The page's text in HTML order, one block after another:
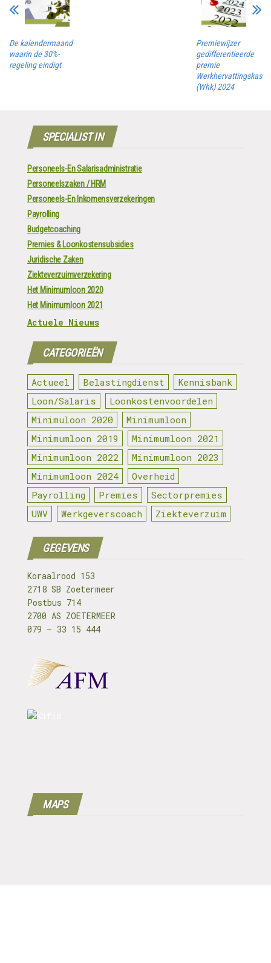
De kalendermaand
waarin de 30%-
regeling eindigt
Premiewijzer
gedifferentieerde
premie
Werkhervattingskas
(Whk) 2024
SPECIALIST IN
Personeels-En Salarisadministratie
Personeelszaken / HRM
Personeels-En Inkomensverzekeringen
Payrolling
Budgetcoaching
Premies & Loonkostensubsidies
Juridische Zaken
Ziekteverzuimverzekering
Het Minimumloon 2020
Het Minimumloon 2021
Actuele Nieuws
CATEGORIEËN
Actueel Belastingdienst
Kennisbank
Loon/Salaris
Loonkostenvoordelen
Minimuloon 2020
Minimumloon
Minimumloon 2019
Minimumloon 2021
Minimumloon 2022
Minimumloon 2023
Minimumloon 2024
Overheid
Payrolling
Premies
Sectorpremies
UWV
Werkgeverscoach Ziekteverzuim
GEGEVENS
Koraalrood 153
2718 SB Zoetermeer
Postbus 714
2700 AS ZOETERMEER
079 – 33 15 444
MAPS